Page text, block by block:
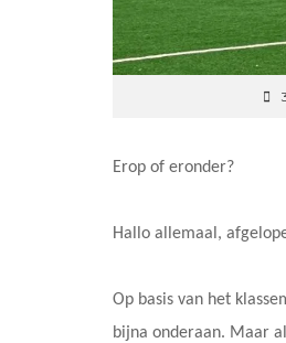
Erop of eronder?
Hallo allemaal,
Op basis van het
bijna onderaan. Maar